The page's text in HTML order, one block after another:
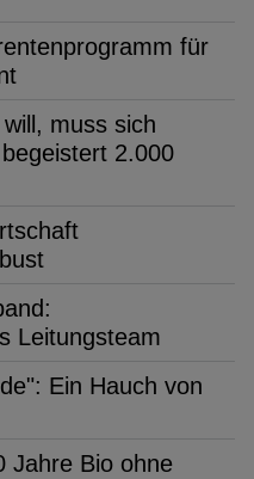
für
muss sich
2.000
Leitungsteam
Ein Hauch von
Jahre Bio ohne